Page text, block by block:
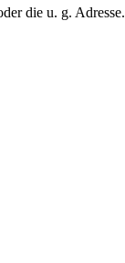
die u. g. Adresse.